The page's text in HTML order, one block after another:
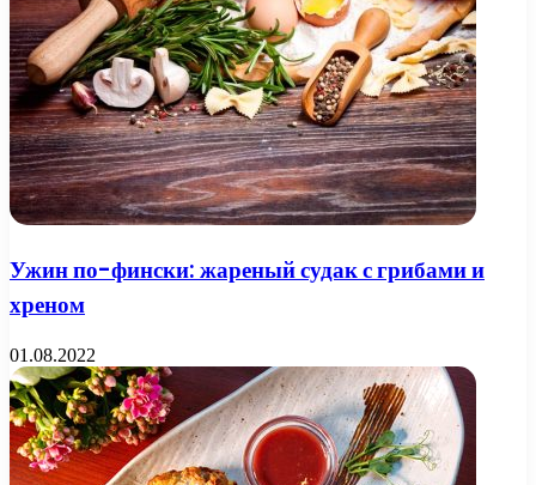
Ужин по-фински: жареный судак с грибами и
хреном
01.08.2022